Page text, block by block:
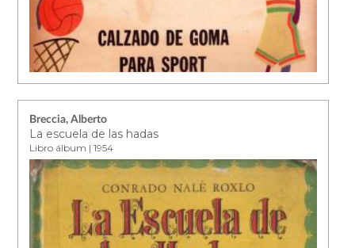
Breccia, Alberto
La escuela de las hadas
Libro álbum | 1954